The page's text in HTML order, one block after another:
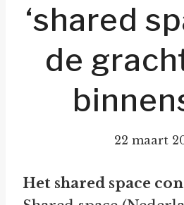
‘shared
de
22 maart
Het shared space